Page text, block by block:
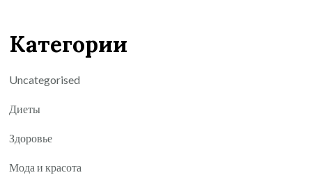
Категории
Uncategorised
Диеты
Здоровье
Мода и красота